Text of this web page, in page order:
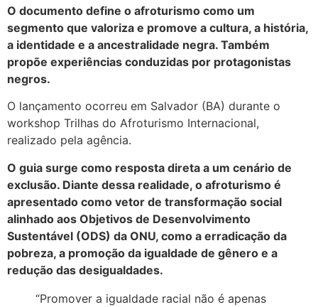
O documento define o afroturismo como um
segmento que valoriza e promove a cultura, a história,
a identidade e a ancestralidade negra. Também
propõe experiências conduzidas por protagonistas
negros.
O lançamento ocorreu em Salvador (BA) durante o
workshop Trilhas do Afroturismo Internacional,
realizado pela agência.
O guia surge como resposta direta a um cenário de
exclusão. Diante dessa realidade, o afroturismo é
apresentado como vetor de transformação social
alinhado aos Objetivos de Desenvolvimento
Sustentável (ODS) da ONU, como a erradicação da
pobreza, a promoção da igualdade de gênero e a
redução das desigualdades.
“Promover a igualdade racial não é apenas